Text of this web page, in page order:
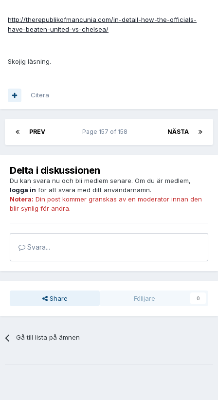
http://therepublikofmancunia.com/in-detail-how-the-officials-
have-beaten-united-vs-chelsea/
Skojig läsning.
Citera
PREV NÄSTA
Page 157 of 158
Delta i diskussionen
Du kan svara nu och bli medlem senare. Om du är medlem,
logga in för att svara med ditt användarnamn.
Notera: Din post kommer granskas av en moderator innan den
blir synlig för andra.
Svara...
Share Fölljare 0
Gå till lista på ämnen